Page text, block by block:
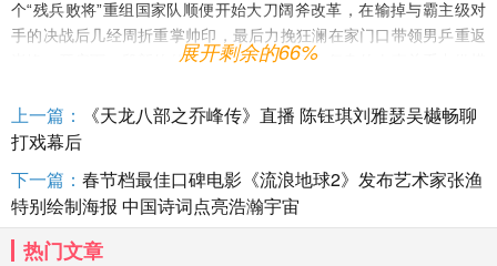
个“残兵败将”重组国家队顺便开始大刀阔斧改革，在输掉与霸主级对
手的决战后几经周折重掌帅印，最后力挽狂澜在家门口带领男乒重返
巅峰，开启下一段新的传奇。一个新人如何在复杂的人事关系中纵横
结局已知的前提下制造反转？种种悬念层层递进，过瘾又热闹、爽片
不费脑，不愧被观众戏称为“直球电影”。
就像主持人刘仪伟在首映礼上感慨道：“看这部电影的时候，我不
觉得它是体育电影或什么电影，就像一个警匪片、枪战片、悬疑片一
样，起伏跌宕、惊心动魄、悬疑横生，让我们享受在这个故事里
面。”影片超前点映后，有观众也在豆瓣上给予类似评价：“这是我第
展开剩余的66%
上一篇：
《天龙八部之乔峰传》直播 陈钰琪刘雅瑟吴樾畅聊
打戏幕后
下一篇： 春节档最佳口碑电影《流浪地球2》发布艺术家张渔
特别绘制海报 中国诗词点亮浩瀚宇宙
热门文章